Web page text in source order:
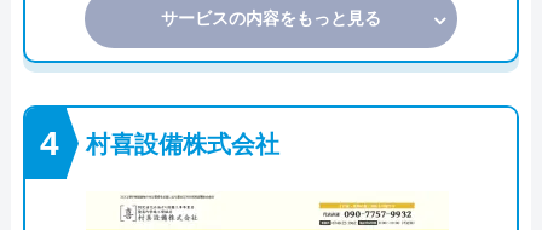
サービスの内容をもっと見る
村喜設備株式会社